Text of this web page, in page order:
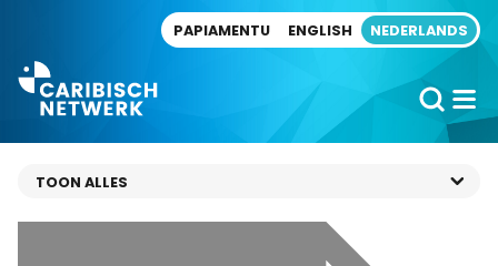
PAPIAMENTU ENGLISH NEDERLANDS